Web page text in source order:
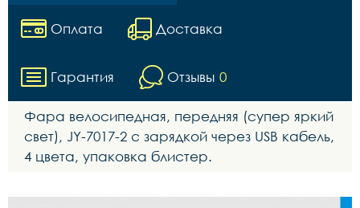
Оплата Доставка
Гарантия Отзывы 0
Фара велосипедная, передняя (супер яркий
свет), JY-7017-2 с зарядкой через USB кабель,
4 цвета, упаковка блистер.